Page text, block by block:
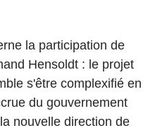
la participation de
Hensoldt : le projet
s'être complexifié en
du gouvernement
nouvelle direction de